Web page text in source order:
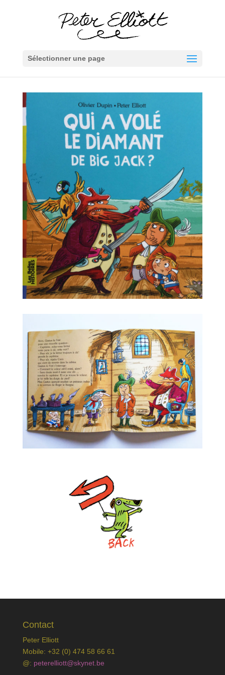
Sélectionner une page
Contact
Peter Elliott
Mobile: +32 (0) 474 58 66 61
@: peterelliott@skynet.be